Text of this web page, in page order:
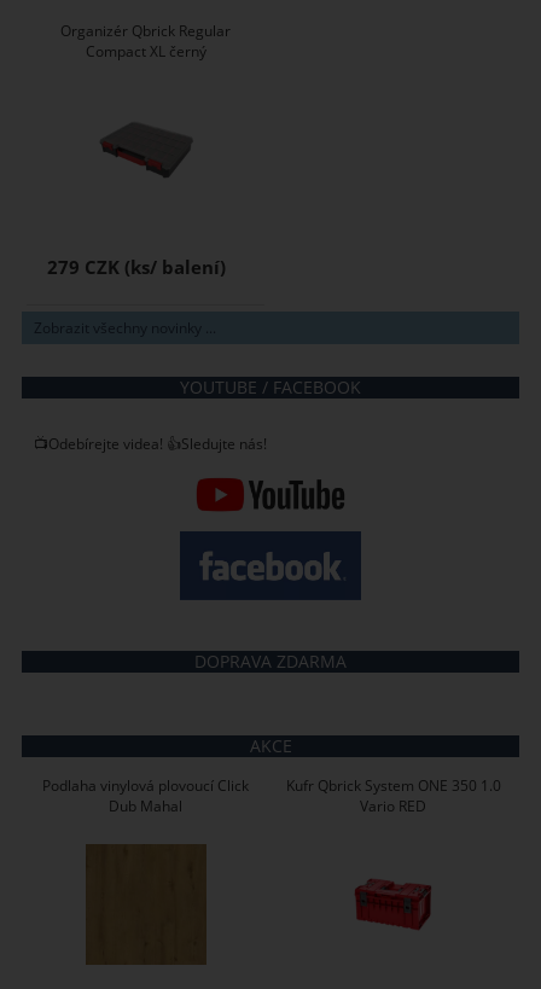
Organizér Qbrick Regular
Compact XL černý
279 CZK
Zobrazit všechny novinky ...
YOUTUBE / FACEBOOK
📺Odebírejte videa! 👍Sledujte nás!
DOPRAVA ZDARMA
AKCE
Podlaha vinylová plovoucí Click
Dub Mahal
Kufr Qbrick System ONE 350 1.0
Vario RED